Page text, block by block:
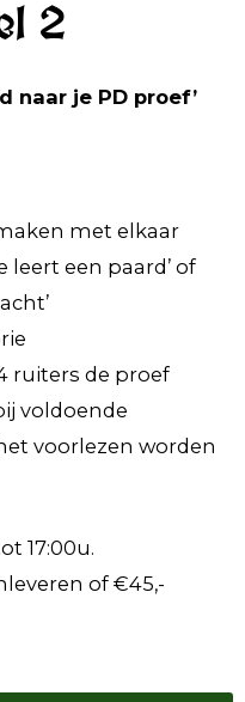
2
naar je PD proef’
met elkaar
leert een paard’ of
ruiters de proef
voldoende
voorlezen worden
17:00u.
of €45,-